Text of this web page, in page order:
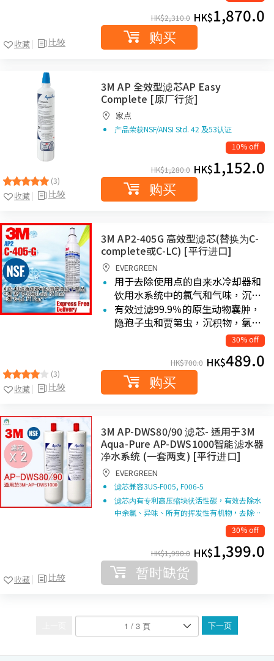
比较
收藏
HK$2,310.0 HK$1,870.0
购买
(3)
比较
收藏
3M AP 全效型滤芯AP Easy
Complete [原厂行货]
家点
产品荣获NSF/ANSI Std. 42 及53认证
10% off
HK$1,280.0 HK$1,152.0
购买
(3)
比较
收藏
3M AP2-405G 高效型滤芯(替换为C-
complete或C-LC) [平行进口]
EVERGREEN
用于去除使用点的自来水冷却器和
饮用水系统中的氯气和气味，沉…
有效过滤99.9％的原生动物囊肿，
隐孢子虫和贾第虫，沉积物，氯…
30% off
HK$700.0 HK$489.0
购买
比较
收藏
3M AP-DWS80/90 滤芯- 适用于3M
Aqua-Pure AP-DWS1000智能滤水器
净水系统 (一套两支) [平行进口]
EVERGREEN
滤芯兼容3US-F005, F006-5
滤芯内有专利高压缩块状活性碳，有效去除水
中余氯、异味、所有的挥发性有机物，去除…
30% off
HK$1,990.0 HK$1,399.0
暂时缺货
下一页